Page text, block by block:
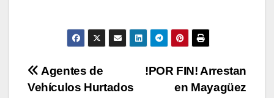
Navegación
!POR FIN! Arrestan
en Mayagüez
Agentes de
Vehículos Hurtados